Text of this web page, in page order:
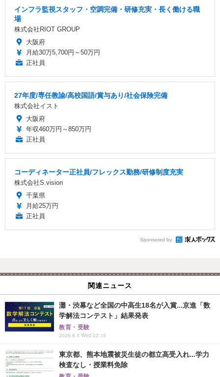
インフラ監視スタッフ・空調完備・研修充実・長く働ける職
場
株式会社RIOT GROUP
大阪府
月給30万5,700円～50万円
正社員
27年度/専任教諭/高校国語/賞与あり/社会保険完備
株式会社イスト
大阪府
年収460万円～850万円
正社員
コーディネーター正社員/フレックス勤務/研修制度充実
株式会社S.vision
千葉県
月給25万円
正社員
Sponsored by
関連ニュース
灘・渋幕など全国の中高生18名が入賞...京進「数
学解法コンテスト」結果発表
教育・受験
2026.8.5 Wed 22:15
東京都、熊本地震被災生徒の都立高受入れ...学力
検査なし・授業料免除